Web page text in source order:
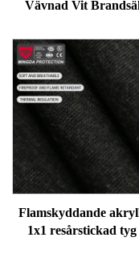
Vävnad Vit
Flamskyddande
1x1 resårstickad tyg